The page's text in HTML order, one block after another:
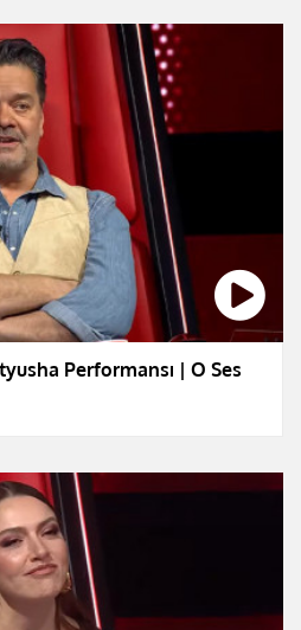
Performansı | O Ses